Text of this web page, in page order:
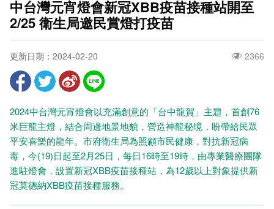
中台灣元宵燈會新冠XBB疫苗接種站開至
2/25 衛生局邀民賞燈打疫苗
更新日期：2024-02-20 2366
2024中台灣元宵燈會以充滿創意的「台中龍賀」主題，首創76
米巨龍主燈，結合周邊地景地貌，營造神龍秘境，盼帶給民眾
平安喜樂的龍年。市府衛生局為照顧市民健康，對抗新冠病
毒，今(19)日起至2月25日，每日16時至19時，由專業醫療團隊
進駐燈會，設置新冠XBB疫苗接種站，為12歲以上對象提供新
冠莫德納XBB疫苗接種服務。